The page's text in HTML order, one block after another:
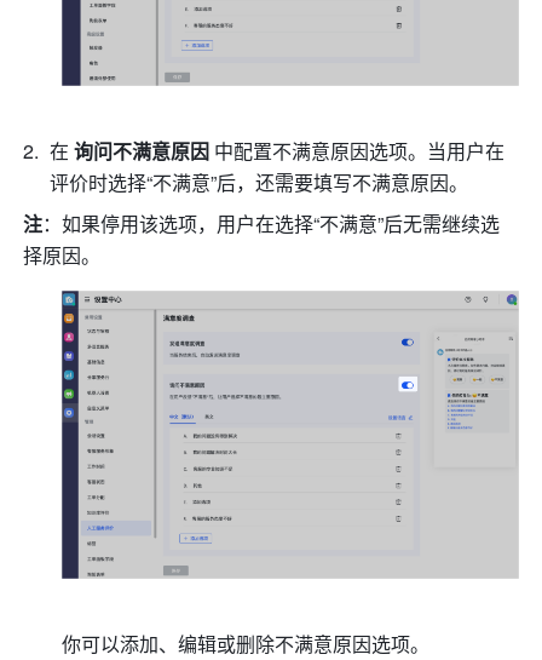
在 询问不满意原因 中配置不满意原因选项。当用户在
评价时选择“不满意”后，还需要填写不满意原因。
注：如果停用该选项，用户在选择“不满意”后无需继续选
择原因。
你可以添加、编辑或删除不满意原因选项。